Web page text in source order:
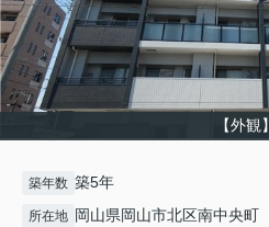
【外観】
築年数 築5年
所在地 岡山県岡山市北区南中央町